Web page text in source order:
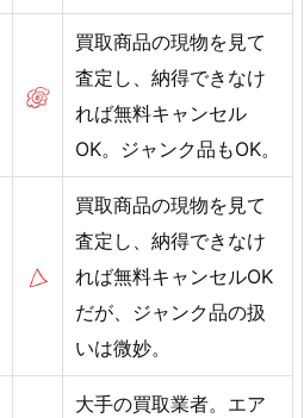
買取商品の現物を見て
査定し、納得できなけ
れば無料キャンセル
OK。ジャンク品もOK。
買取商品の現物を見て
査定し、納得できなけ
れば無料キャンセルOK
だが、ジャンク品の扱
いは微妙。
大手の買取業者。エア